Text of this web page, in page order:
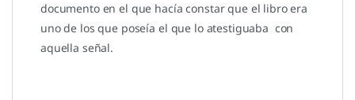
documento en el que hacía constar que el libro era
uno de los que poseía el que lo atestiguaba con
aquella señal.